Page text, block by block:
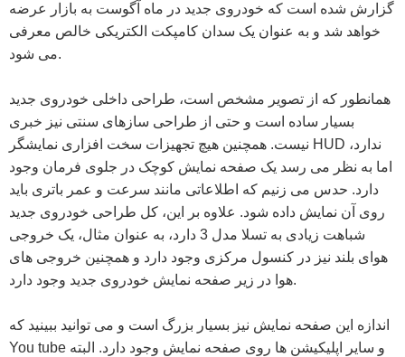
گزارش شده است که خودروی جدید در ماه آگوست به بازار عرضه
خواهد شد و به عنوان یک سدان کامپکت الکتریکی خالص معرفی
می شود.
همانطور که از تصویر مشخص است، طراحی داخلی خودروی جدید
بسیار ساده است و حتی از طراحی سازهای سنتی نیز خبری
نیست. همچنین هیچ تجهیزات سخت افزاری نمایشگر HUD ندارد،
اما به نظر می رسد یک صفحه نمایش کوچک در جلوی فرمان وجود
دارد. حدس می زنیم که اطلاعاتی مانند سرعت و عمر باتری باید
روی آن نمایش داده شود. علاوه بر این، کل طراحی خودروی جدید
شباهت زیادی به تسلا مدل 3 دارد، به عنوان مثال، یک خروجی
هوای بلند نیز در کنسول مرکزی وجود دارد و همچنین خروجی های
هوا در زیر صفحه نمایش خودروی جدید وجود دارد.
اندازه این صفحه نمایش نیز بسیار بزرگ است و می توانید ببینید که
You tube و سایر اپلیکیشن ها روی صفحه نمایش وجود دارد. البته